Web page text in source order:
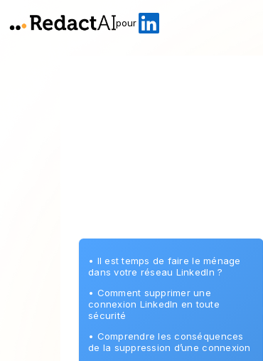
pour
• Il est temps de faire le ménage
dans votre réseau LinkedIn ?
• Comment supprimer une
connexion LinkedIn en toute
sécurité
• Comprendre les conséquences
de la suppression d’une connexion